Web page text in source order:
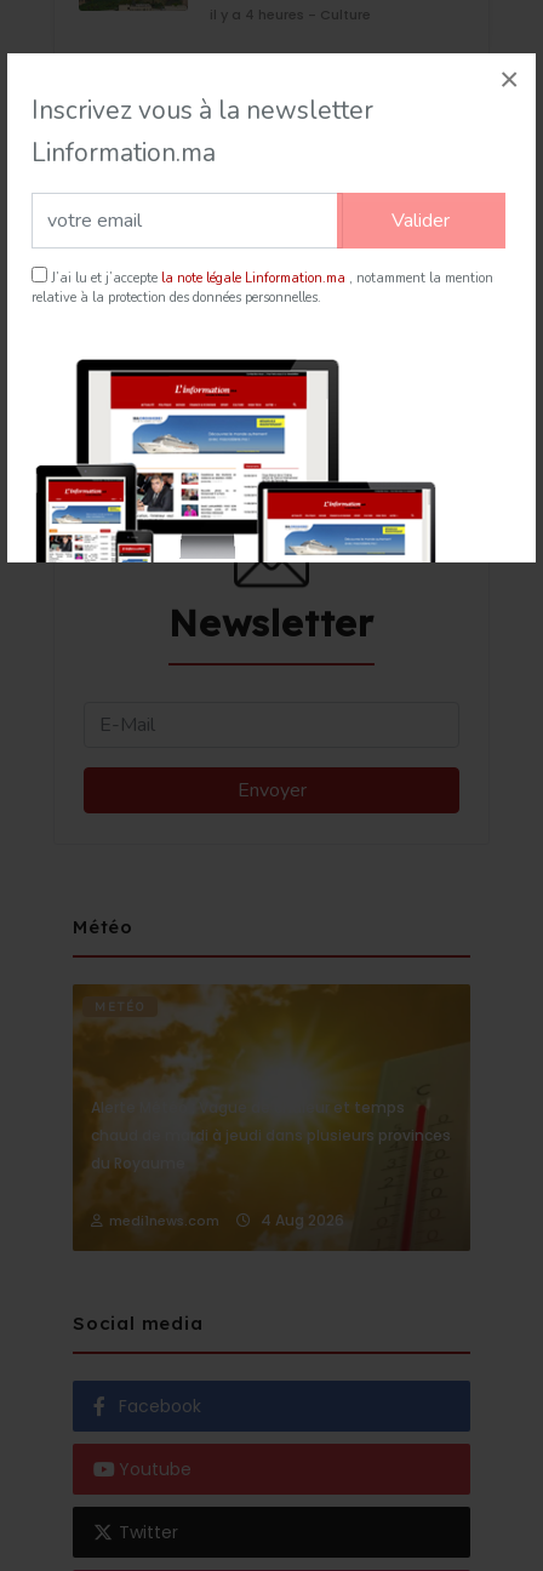
Inscrivez vous à la newsletter
Linformation.ma
Valider
J’ai lu et j’accepte la note légale Linformation.ma , notamment la mention
relative à la protection des données personnelles.
×
il y a 4 heures - Culture
Événement
Africaines
mapexpress.ma 21 Jul 2026
Newsletter
Météo
METÉO
Alerte Météo : Vague de chaleur et temps
chaud de mardi à jeudi dans plusieurs provinces
du Royaume
medi1news.com 4 Aug 2026
Social media
Facebook
Youtube
Twitter